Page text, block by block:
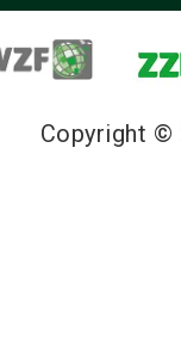
Copyright ©